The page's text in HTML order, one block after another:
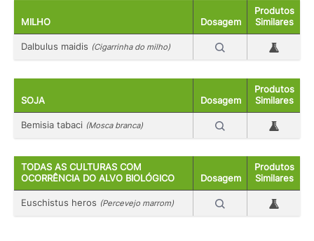
MILHO Dosagem
Produtos
Similares
Dalbulus maidis (Cigarrinha do milho)
SOJA Dosagem
Produtos
Similares
Bemisia tabaci (Mosca branca)
TODAS AS CULTURAS COM
OCORRÊNCIA DO ALVO BIOLÓGICO
Dosagem
Produtos
Similares
Euschistus heros (Percevejo marrom)